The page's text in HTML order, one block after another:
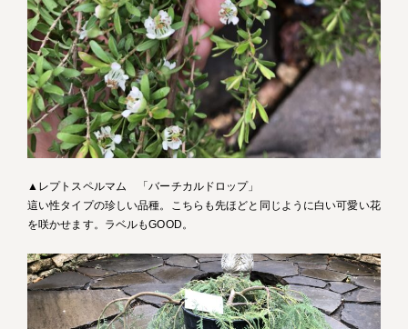
▲レプトスペルマム 「バーチカルドロップ」
這い性タイプの珍しい品種。こちらも先ほどと同じように白い可愛い花
を咲かせます。ラベルもGOOD。